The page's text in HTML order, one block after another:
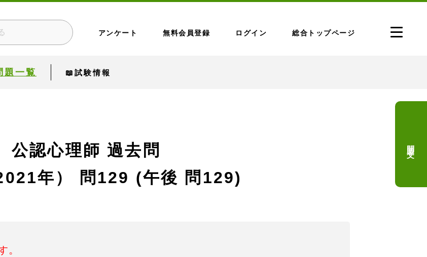
アンケート 無料会員登録 ログイン 総合トップページ
題一覧 📖試験情報
公認心理師 過去問
年）
問129 (午後 問129)
。